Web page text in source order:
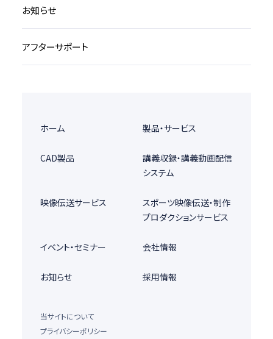
お知らせ
アフターサポート
ホーム 製品・サービス
CAD製品
講義収録・講義動画配信
システム
映像伝送サービス
スポーツ映像伝送・制作
プロダクションサービス
イベント・セミナー 会社情報
お知らせ 採用情報
当サイトについて
プライバシーポリシー